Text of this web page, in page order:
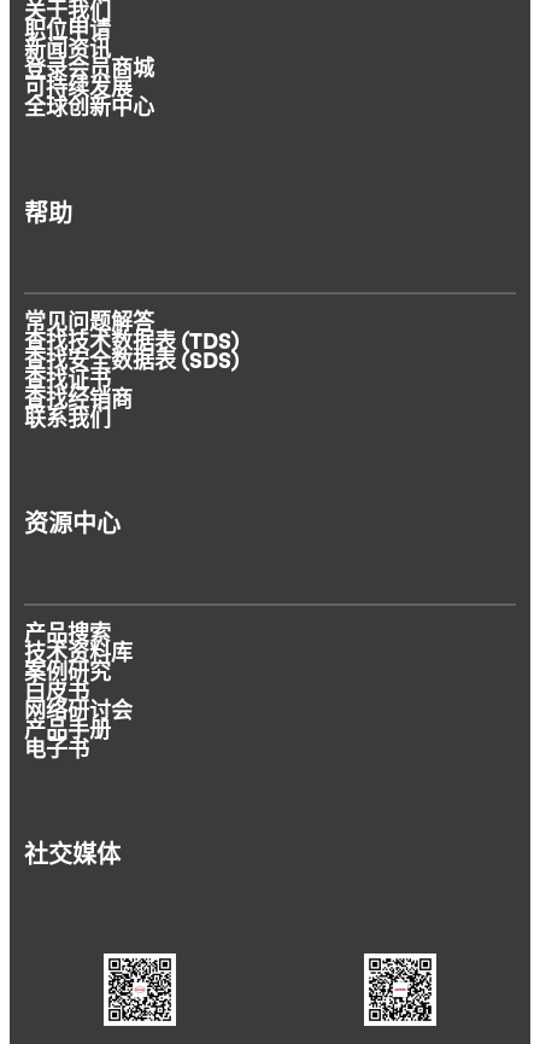
关于我们
职位申请
新闻资讯
登录会员商城
可持续发展
全球创新中心
帮助
常见问题解答
查找技术数据表 (TDS)
查找安全数据表 (SDS)
查找证书
查找经销商
联系我们
资源中心
产品搜索
技术资料库
案例研究
白皮书
网络研讨会
产品手册
电子书
社交媒体